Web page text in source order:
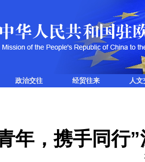
政治交往 经贸往来 人
年，携手同行